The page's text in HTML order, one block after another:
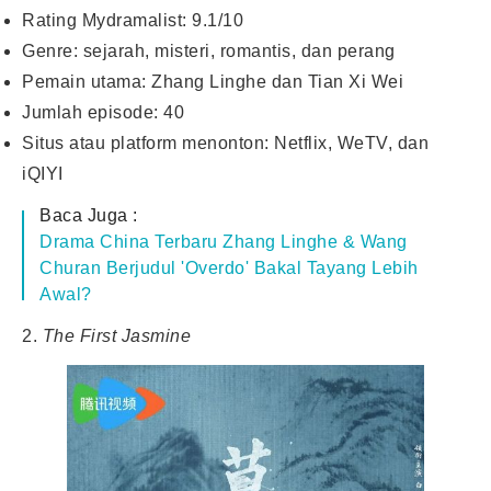
Rating Mydramalist: 9.1/10
Genre: sejarah, misteri, romantis, dan perang
Pemain utama: Zhang Linghe dan Tian Xi Wei
Jumlah episode: 40
Situs atau platform menonton: Netflix, WeTV, dan
iQIYI
Baca Juga :
Drama China Terbaru Zhang Linghe & Wang
Churan Berjudul 'Overdo' Bakal Tayang Lebih
Awal?
2. The First Jasmine